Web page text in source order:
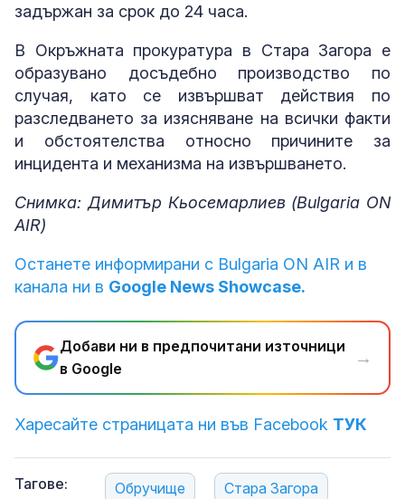
задържан за срок до 24 часа.
В Окръжната прокуратура в Стара Загора е
образувано досъдебно производство по
случая, като се извършват действия по
разследването за изясняване на всички факти
и обстоятелства относно причините за
инцидента и механизма на извършването.
Снимка: Димитър Кьосемарлиев (Bulgaria ON
AIR)
Останете информирани с Bulgaria ON AIR и в
канала ни в Google News Showcase.
Добави ни в предпочитани източници
в Google
→
Харесайте страницата ни във Facebook ТУК
Тагове: Обручище Стара Загора